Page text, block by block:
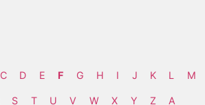
C D E F G H I J K L M
S T U V W X Y Z Α